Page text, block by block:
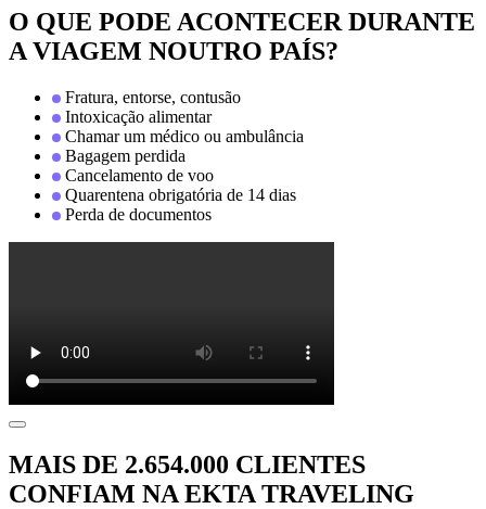
O QUE PODE ACONTECER DURANTE
A VIAGEM NOUTRO PAÍS?
Fratura, entorse, contusão
Intoxicação alimentar
Chamar um médico ou ambulância
Bagagem perdida
Cancelamento de voo
Quarentena obrigatória de 14 dias
Perda de documentos
MAIS DE 2.654.000 CLIENTES
CONFIAM NA EKTA TRAVELING